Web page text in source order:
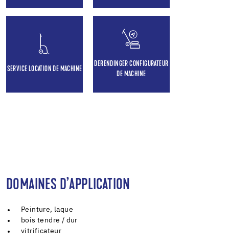
SERVICE LOCATION DE MACHINE
DERENDINGER CONFIGURATEUR
DE MACHINE
DOMAINES D’APPLICATION
Peinture, laque
bois tendre / dur
vitrificateur